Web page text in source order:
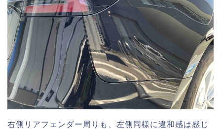
右側リアフェンダー周りも、左側同様に違和感は感じ